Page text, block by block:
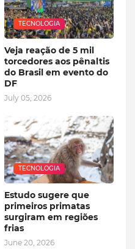
TECNOLOGIA
Veja reação de 5 mil
torcedores aos pênaltis
do Brasil em evento do
DF
July 05, 2026
TECNOLOGIA
Estudo sugere que
primeiros primatas
surgiram em regiões
frias
June 20, 2026